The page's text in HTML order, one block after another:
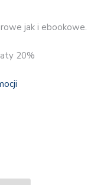
jak i ebookowe.
20%